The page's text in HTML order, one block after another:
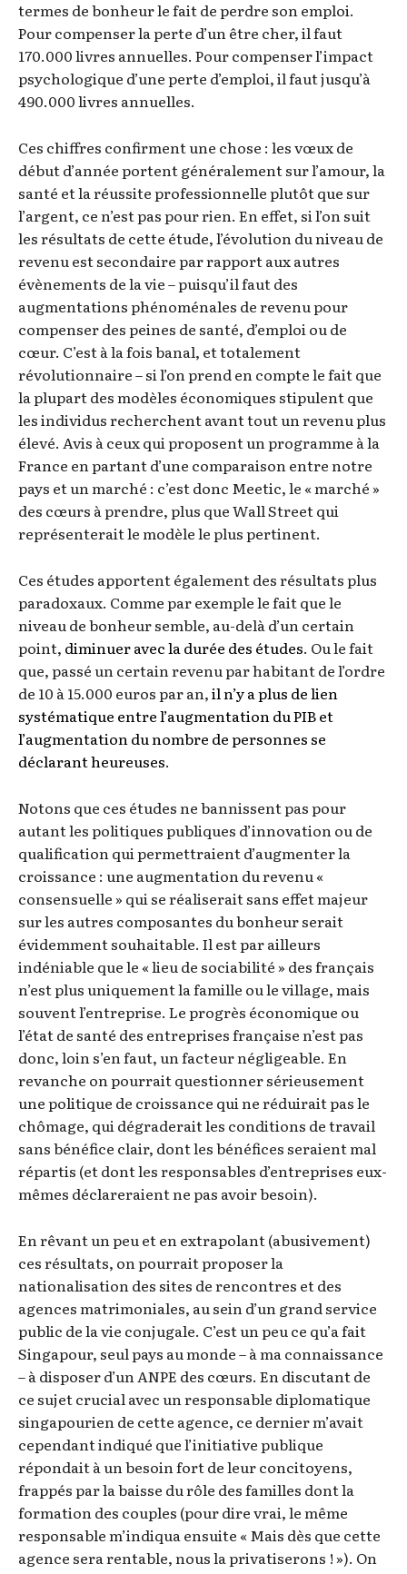
termes de bonheur le fait de perdre son emploi.
Pour compenser la perte d’un être cher, il faut
170.000 livres annuelles. Pour compenser l’impact
psychologique d’une perte d’emploi, il faut jusqu’à
490.000 livres annuelles.
Ces chiffres confirment une chose : les vœux de
début d’année portent généralement sur l’amour, la
santé et la réussite professionnelle plutôt que sur
l’argent, ce n’est pas pour rien. En effet, si l’on suit
les résultats de cette étude, l’évolution du niveau de
revenu est secondaire par rapport aux autres
évènements de la vie – puisqu’il faut des
augmentations phénoménales de revenu pour
compenser des peines de santé, d’emploi ou de
cœur. C’est à la fois banal, et totalement
révolutionnaire – si l’on prend en compte le fait que
la plupart des modèles économiques stipulent que
les individus recherchent avant tout un revenu plus
élevé. Avis à ceux qui proposent un programme à la
France en partant d’une comparaison entre notre
pays et un marché : c’est donc Meetic, le « marché »
des cœurs à prendre, plus que Wall Street qui
représenterait le modèle le plus pertinent.
Ces études apportent également des résultats plus
paradoxaux. Comme par exemple le fait que le
niveau de bonheur semble, au-delà d’un certain
point, diminuer avec la durée des études. Ou le fait
que, passé un certain revenu par habitant de l’ordre
de 10 à 15.000 euros par an,il n’y a plus de lien
systématique entre l’augmentation du PIB et
l’augmentation du nombre de personnes se
déclarant heureuses.
Notons que ces études ne bannissent pas pour
autant les politiques publiques d’innovation ou de
qualification qui permettraient d’augmenter la
croissance : une augmentation du revenu «
consensuelle » qui se réaliserait sans effet majeur
sur les autres composantes du bonheur serait
évidemment souhaitable. Il est par ailleurs
indéniable que le « lieu de sociabilité » des français
n’est plus uniquement la famille ou le village, mais
souvent l’entreprise. Le progrès économique ou
l’état de santé des entreprises française n’est pas
donc, loin s’en faut, un facteur négligeable. En
revanche on pourrait questionner sérieusement
une politique de croissance qui ne réduirait pas le
chômage, qui dégraderait les conditions de travail
sans bénéfice clair, dont les bénéfices seraient mal
répartis (et dont les responsables d’entreprises eux-
mêmes déclareraient ne pas avoir besoin).
En rêvant un peu et en extrapolant (abusivement)
ces résultats, on pourrait proposer la
nationalisation des sites de rencontres et des
agences matrimoniales, au sein d’un grand service
public de la vie conjugale. C’est un peu ce qu’a fait
Singapour, seul pays au monde – à ma connaissance
– à disposer d’un ANPE des cœurs. En discutant de
ce sujet crucial avec un responsable diplomatique
singapourien de cette agence, ce dernier m’avait
cependant indiqué que l’initiative publique
répondait à un besoin fort de leur concitoyens,
frappés par la baisse du rôle des familles dont la
formation des couples (pour dire vrai, le même
responsable m’indiqua ensuite « Mais dès que cette
agence sera rentable, nous la privatiserons ! »). On